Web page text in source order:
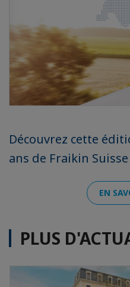
Découvrez cette
ans de Fraikin Suisse
EN
PLUS